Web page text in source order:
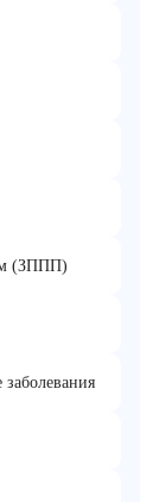
(ЗППП)